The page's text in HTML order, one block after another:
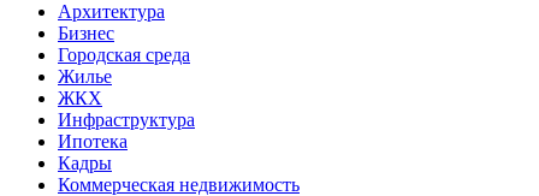
Архитектура
Бизнес
Городская среда
Жилье
ЖКХ
Инфраструктура
Ипотека
Кадры
Коммерческая недвижимость